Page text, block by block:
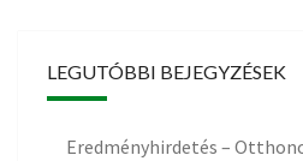
LEGUTÓBBI BEJEGYZÉSEK
Eredményhirdetés –